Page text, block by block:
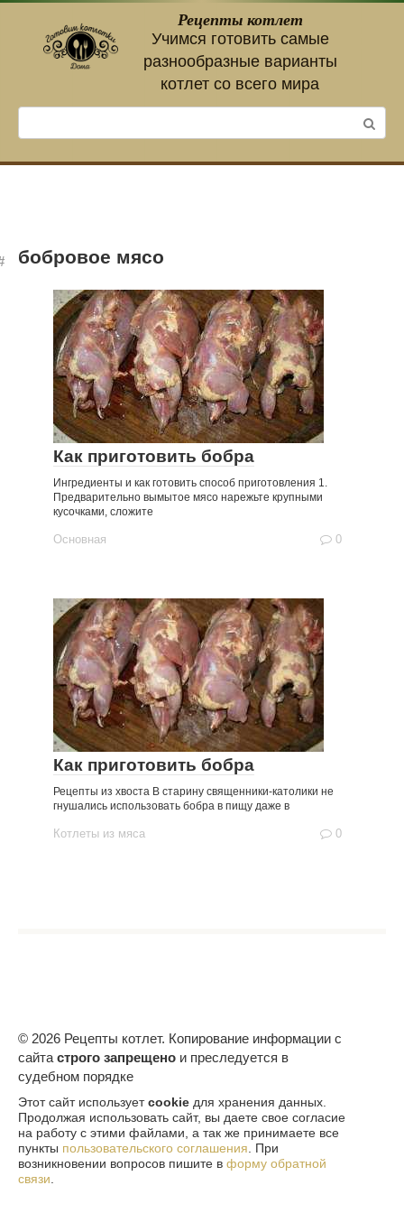
контенту
Рецепты котлет
Учимся готовить самые
разнообразные варианты
котлет со всего мира
бобровое мясо
Как приготовить бобра
Ингредиенты и как готовить способ приготовления 1.
Предварительно вымытое мясо нарежьте крупными
кусочками, сложите
Основная 0
Как приготовить бобра
Рецепты из хвоста В старину священники-католики не
гнушались использовать бобра в пищу даже в
Котлеты из мяса 0
© 2026 Рецепты котлет. Копирование информации с
сайта строго запрещено и преследуется в
судебном порядке
Этот сайт использует cookie для хранения данных.
Продолжая использовать сайт, вы даете свое согласие
на работу с этими файлами, а так же принимаете все
пункты пользовательского соглашения. При
возникновении вопросов пишите в форму обратной
связи.